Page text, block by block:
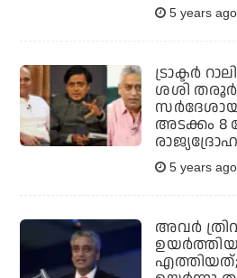
5 years ago
ട്രാക്ടര്‍
ശശി
അടക്കം 8
5 years ago
അവർ